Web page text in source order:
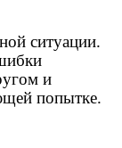
ситуации.
и
попытке.